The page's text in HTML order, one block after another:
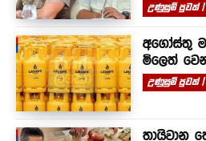
උණුසුම් පුවත් |
අගෝස්තු
මිලෙත්
උණුසුම් පුවත් |
තායිවාන